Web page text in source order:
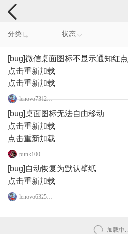
手机反馈
分类 状态
[bug]微信桌面图标不显示通知红点
点击重新加载
点击重新加载
lenovo73128218
[bug]桌面图标无法自由移动
点击重新加载
点击重新加载
punk100
[bug]自动恢复为默认壁纸
点击重新加载
lenovo63257400
加载中..